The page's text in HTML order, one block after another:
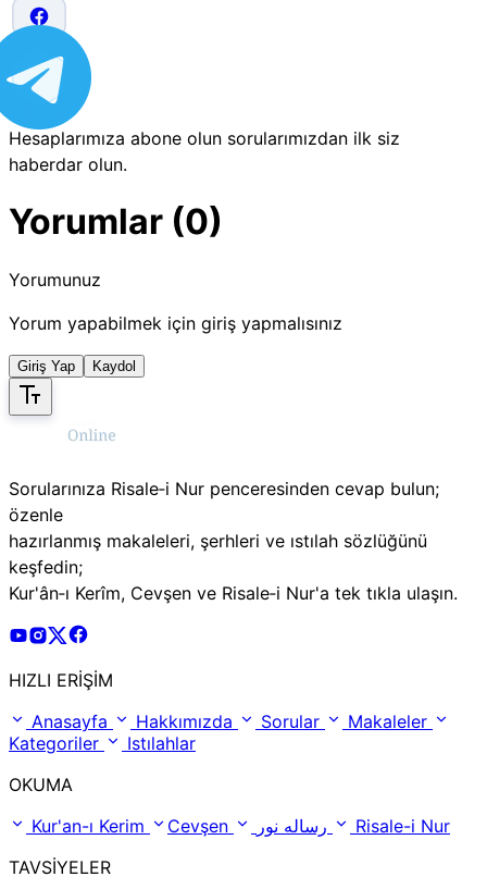
Hesaplarımıza abone olun sorularımızdan ilk siz
haberdar olun.
Yorumlar (0)
Yorumunuz
Yorum yapabilmek için giriş yapmalısınız
Giriş Yap Kaydol
Sorularınıza Risale‑i Nur penceresinden cevap bulun;
özenle
hazırlanmış makaleleri, şerhleri ve ıstılah sözlüğünü
keşfedin;
Kur'ân‑ı Kerîm, Cevşen ve Risale‑i Nur'a tek tıkla ulaşın.
Risale Online Youtube Hesabı
Risale Online Instagram Hesabı
Risale Online X Hesabı
HIZLI ERİŞİM
Anasayfa
Hakkımızda Sorular
Makaleler
Kategoriler
Istılahlar
OKUMA
Kur'an-ı Kerim
Cevşen
Risale-i Nur
TAVSİYELER